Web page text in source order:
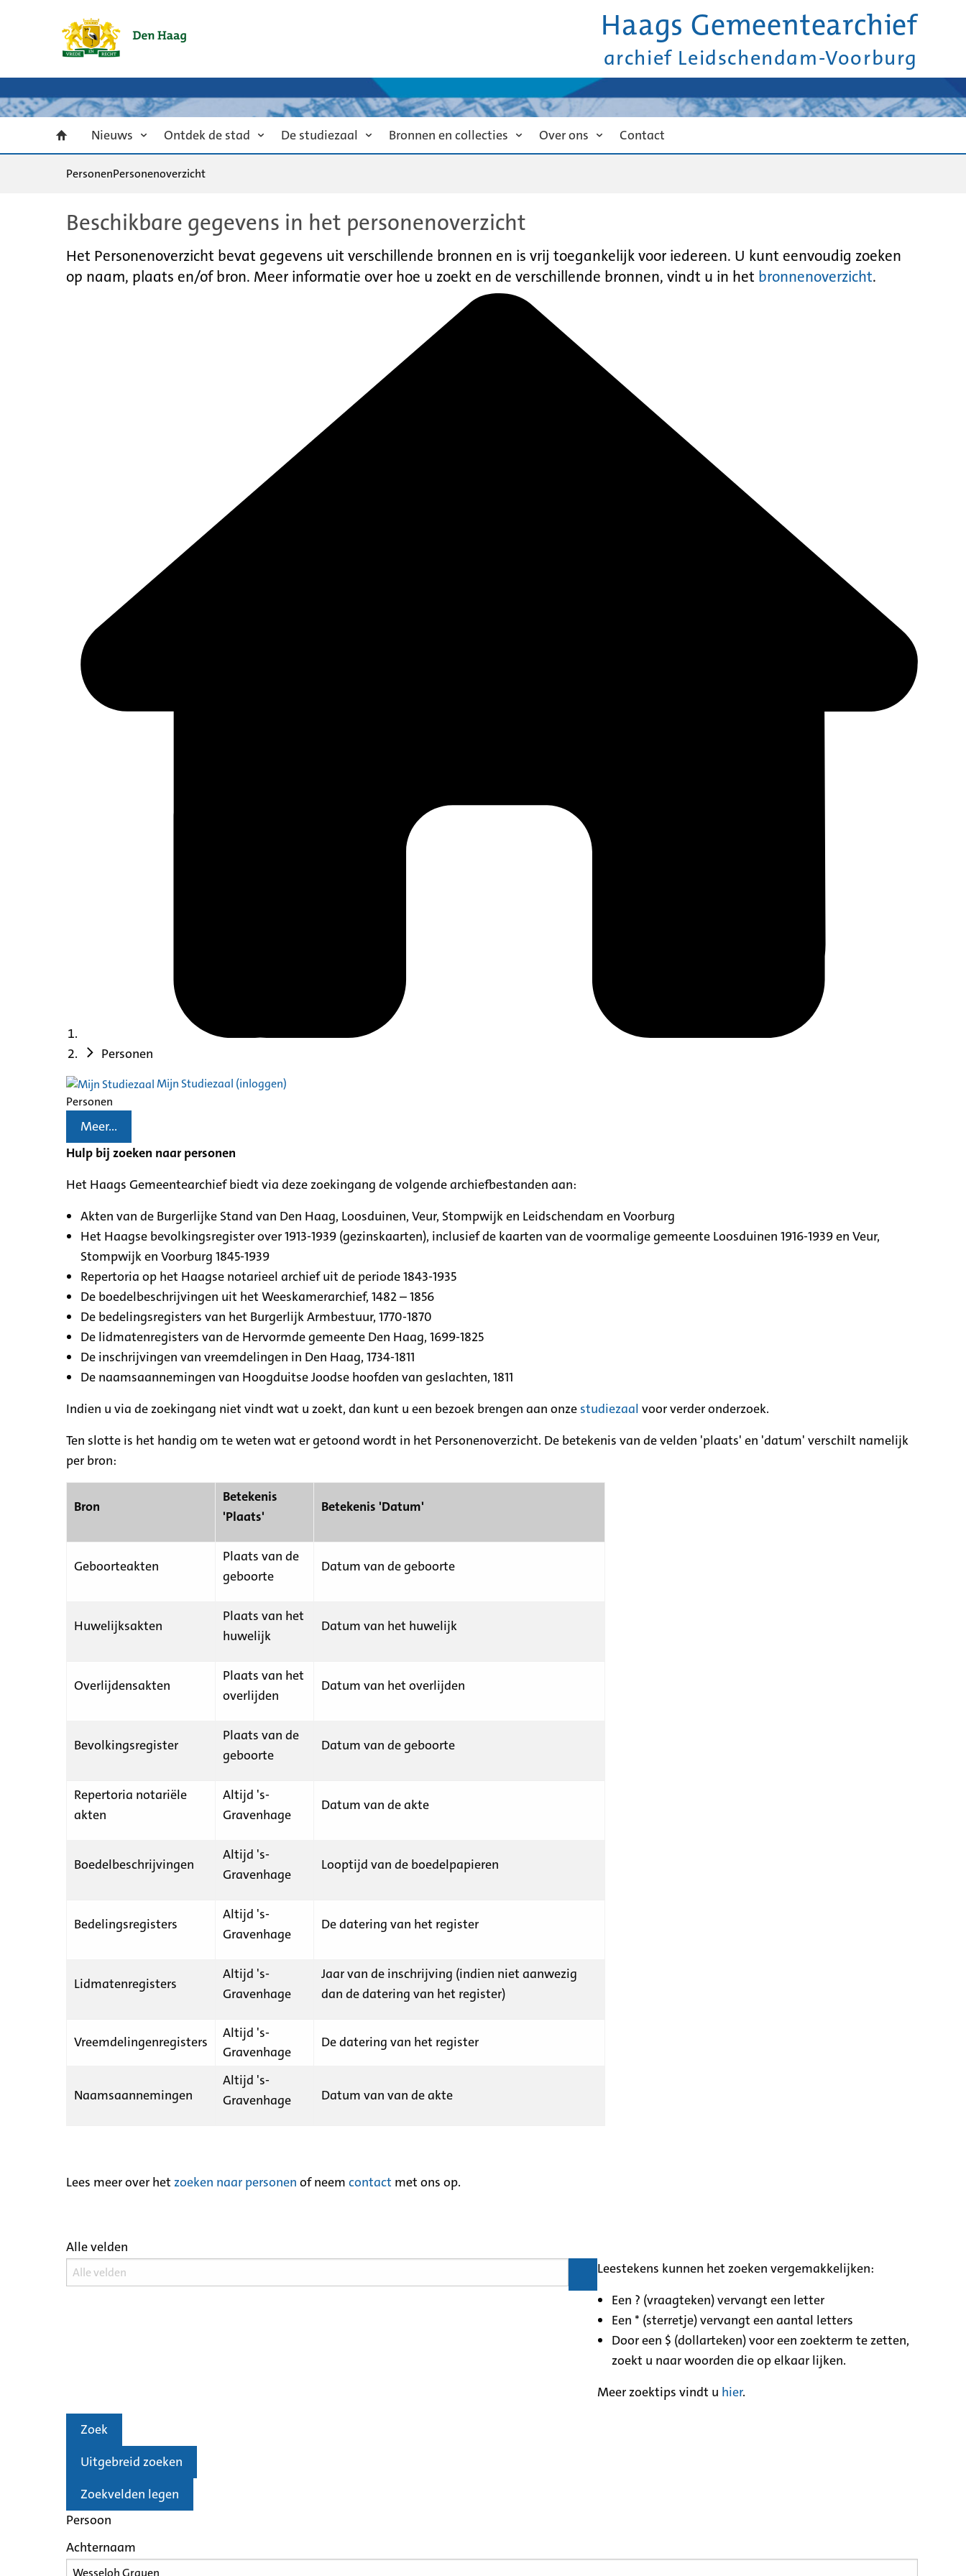
Haags Gemeentearchief
archief Leidschendam-Voorburg
Nieuws Ontdek de stad De studiezaal Bronnen en collecties Over ons Contact
PersonenPersonenoverzicht
Beschikbare gegevens in het personenoverzicht
Het Personenoverzicht bevat gegevens uit verschillende bronnen en is vrij toegankelijk voor iedereen. U kunt eenvoudig zoeken
op naam, plaats en/of bron. Meer informatie over hoe u zoekt en de verschillende bronnen, vindt u in het bronnenoverzicht.
Personen
Mijn Studiezaal (inloggen)
Personen
Meer...
Hulp bij zoeken naar personen
Het Haags Gemeentearchief biedt via deze zoekingang de volgende archiefbestanden aan:
Akten van de Burgerlijke Stand van Den Haag, Loosduinen, Veur, Stompwijk en Leidschendam en Voorburg
Het Haagse bevolkingsregister over 1913-1939 (gezinskaarten), inclusief de kaarten van de voormalige gemeente Loosduinen 1916-1939 en Veur,
Stompwijk en Voorburg 1845-1939
Repertoria op het Haagse notarieel archief uit de periode 1843-1935
De boedelbeschrijvingen uit het Weeskamerarchief, 1482 – 1856
De bedelingsregisters van het Burgerlijk Armbestuur, 1770-1870
De lidmatenregisters van de Hervormde gemeente Den Haag, 1699-1825
De inschrijvingen van vreemdelingen in Den Haag, 1734-1811
De naamsaannemingen van Hoogduitse Joodse hoofden van geslachten, 1811
Indien u via de zoekingang niet vindt wat u zoekt, dan kunt u een bezoek brengen aan onze studiezaal voor verder onderzoek.
Ten slotte is het handig om te weten wat er getoond wordt in het Personenoverzicht. De betekenis van de velden 'plaats' en 'datum' verschilt namelijk
per bron:
Bron
Betekenis
'Plaats'
Betekenis 'Datum'
Geboorteakten
Plaats van de
geboorte
Datum van de geboorte
Huwelijksakten
Plaats van het
huwelijk
Datum van het huwelijk
Overlijdensakten
Plaats van het
overlijden
Datum van het overlijden
Bevolkingsregister
Plaats van de
geboorte
Datum van de geboorte
Repertoria notariële
akten
Altijd 's-
Gravenhage
Datum van de akte
Boedelbeschrijvingen
Altijd 's-
Gravenhage
Looptijd van de boedelpapieren
Bedelingsregisters
Altijd 's-
Gravenhage
De datering van het register
Lidmatenregisters
Altijd 's-
Gravenhage
Jaar van de inschrijving (indien niet aanwezig
dan de datering van het register)
Vreemdelingenregisters
Altijd 's-
Gravenhage
De datering van het register
Naamsaannemingen
Altijd 's-
Gravenhage
Datum van van de akte
Lees meer over het zoeken naar personen of neem contact met ons op.
Alle velden
Leestekens kunnen het zoeken vergemakkelijken:
Een ? (vraagteken) vervangt een letter
Een * (sterretje) vervangt een aantal letters
Door een $ (dollarteken) voor een zoekterm te zetten,
zoekt u naar woorden die op elkaar lijken.
Meer zoektips vindt u hier.
Zoek
Uitgebreid zoeken
Zoekvelden legen
Persoon
Achternaam